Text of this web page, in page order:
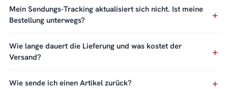
Mein Sendungs-Tracking aktualisiert sich nicht. Ist meine
Bestellung unterwegs?
Wie lange dauert die Lieferung und was kostet der
Versand?
Wie sende ich einen Artikel zurück?